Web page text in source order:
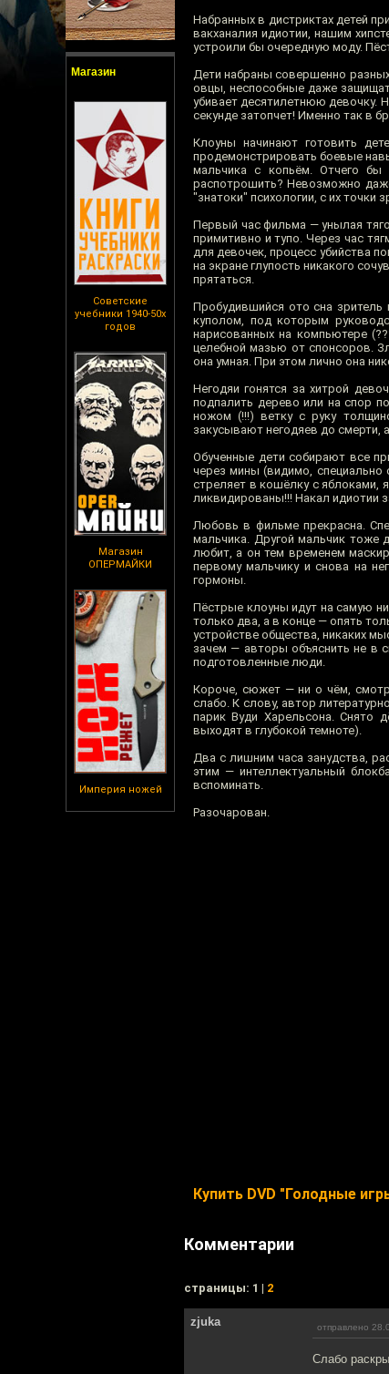
Магазин
Советские
учебники 1940-50х
годов
Магазин
ОПЕРМАЙКИ
Империя ножей
Набранных в дистриктах детей
вакханалия идиотии, нашим
устроили бы очередную моду.
Дети набраны совершенно
овцы, неспособные даже
убивает десятилетнюю девочку.
секунде затопчет! Именно так в
Клоуны начинают готовить
продемонстрировать боевые
мальчика с копьём. Отчего бы
распотрошить? Невозможно
"знатоки" психологии, с их точки
Первый час фильма — унылая
примитивно и тупо. Через час
для девочек, процесс убийства
на экране глупость никакого
прятаться.
Пробудившийся ото сна зритель
куполом, под которым
нарисованных на компьютере
целебной мазью от спонсоров.
она умная. При этом лично она
Негодяи гонятся за хитрой
подпалить дерево или на спор
ножом (!!!) ветку с руку
закусывают негодяев до смерти,
Обученные дети собирают все
через мины (видимо, специально
стреляет в кошёлку с яблоками,
ликвидированы!!! Накал идиотии
Любовь в фильме прекрасна.
мальчика. Другой мальчик тоже
любит, а он тем временем
первому мальчику и снова на
гормоны.
Пёстрые клоуны идут на самую
только два, а в конце — опять
устройстве общества, никаких
зачем — авторы объяснить не в
подготовленные люди.
Короче, сюжет — ни о чём,
слабо. К слову, автор
парик Вуди Харельсона. Снято
выходят в глубокой темноте).
Два с лишним часа занудства,
этим — интеллектуальный
вспоминать.
Разочарован.
Купить DVD "Голодные
Комментарии
cтраницы: 1 | 2
zjuka отправлено
Слабо